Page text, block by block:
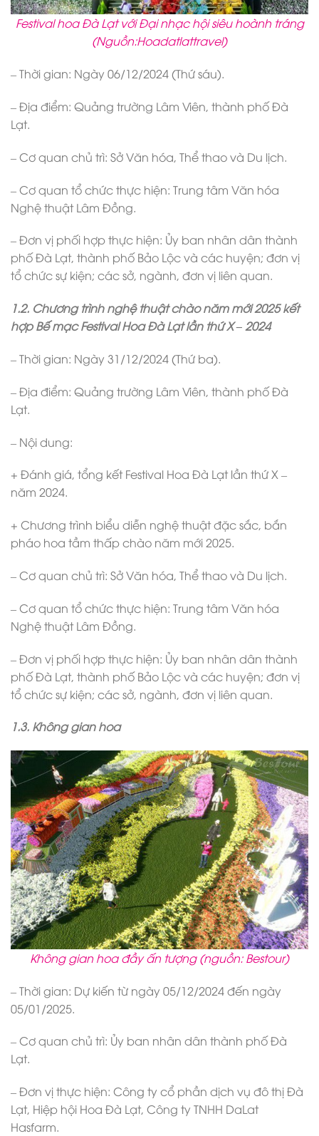
Festival hoa Đà Lạt với Đại nhạc hội siêu hoành tráng
(Nguồn:Hoadatlattravel)
– Thời gian: Ngày 06/12/2024 (Thứ sáu).
– Địa điểm: Quảng trường Lâm Viên, thành phố Đà
Lạt.
– Cơ quan chủ trì: Sở Văn hóa, Thể thao và Du lịch.
– Cơ quan tổ chức thực hiện: Trung tâm Văn hóa
Nghệ thuật Lâm Đồng.
– Đơn vị phối hợp thực hiện: Ủy ban nhân dân thành
phố Đà Lạt, thành phố Bảo Lộc và các huyện; đơn vị
tổ chức sự kiện; các sở, ngành, đơn vị liên quan.
1.2. Chương trình nghệ thuật chào năm mới 2025 kết
hợp Bế mạc Festival Hoa Đà Lạt lần thứ X – 2024
– Thời gian: Ngày 31/12/2024 (Thứ ba).
– Địa điểm: Quảng trường Lâm Viên, thành phố Đà
Lạt.
– Nội dung:
+ Đánh giá, tổng kết Festival Hoa Đà Lạt lần thứ X –
năm 2024.
+ Chương trình biểu diễn nghệ thuật đặc sắc, bắn
pháo hoa tầm thấp chào năm mới 2025.
– Cơ quan chủ trì: Sở Văn hóa, Thể thao và Du lịch.
– Cơ quan tổ chức thực hiện: Trung tâm Văn hóa
Nghệ thuật Lâm Đồng.
– Đơn vị phối hợp thực hiện: Ủy ban nhân dân thành
phố Đà Lạt, thành phố Bảo Lộc và các huyện; đơn vị
tổ chức sự kiện; các sở, ngành, đơn vị liên quan.
1.3. Không gian hoa
Không gian hoa đầy ấn tượng (nguồn: Bestour)
– Thời gian: Dự kiến từ ngày 05/12/2024 đến ngày
05/01/2025.
– Cơ quan chủ trì: Ủy ban nhân dân thành phố Đà
Lạt.
– Đơn vị thực hiện: Công ty cổ phần dịch vụ đô thị Đà
Lạt, Hiệp hội Hoa Đà Lạt, Công ty TNHH DaLat
Hasfarm.